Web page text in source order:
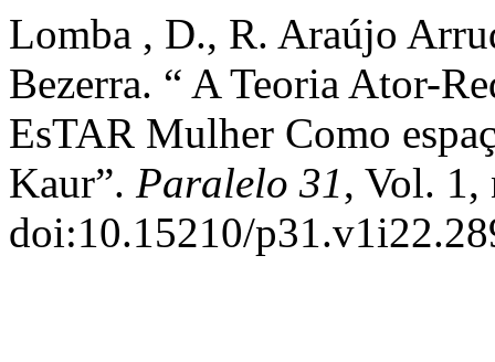
Lomba , D., R. Araújo
Bezerra. “ A Teoria Ator-
EsTAR Mulher Como
Kaur”. Paralelo 31, Vol. 1,
doi:10.15210/